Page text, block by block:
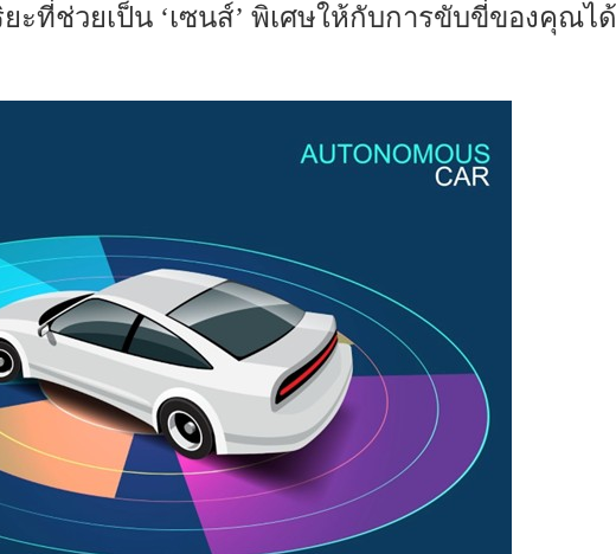
ะที่ช่วยเป็น ‘เซนส์’ พิเศษให้กับการขับขี่ของคุณได้